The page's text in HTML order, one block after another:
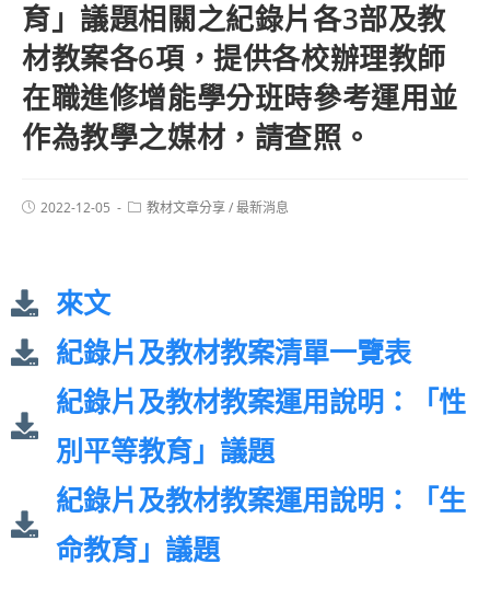
育」議題相關之紀錄片各3部及教
材教案各6項，提供各校辦理教師
在職進修增能學分班時參考運用並
作為教學之媒材，請查照。
2022-12-05 教材文章分享/最新消息
來文
紀錄片及教材教案清單一覽表
紀錄片及教材教案運用說明：「性
別平等教育」議題
紀錄片及教材教案運用說明：「生
命教育」議題